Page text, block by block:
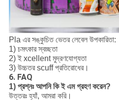
Pla এর সঙ্কুচিত ভেতর লেবেল উপকারিতা:
1) চমৎকার স্বচ্ছতা
2) ই xcellent মুদ্রণযোগ্যতা
3) উচ্চতর scuff প্রতিরোধের।
6. FAQ
1) প্রশ্নঃ আপনি কি ই এম গ্রহণ করেন?
উত্তরঃ হ্যাঁ, আমরা করি।